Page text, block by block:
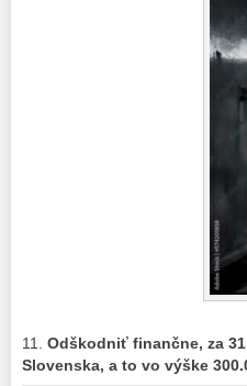
11. Odškodniť finančne, za
Slovenska, a to vo výške